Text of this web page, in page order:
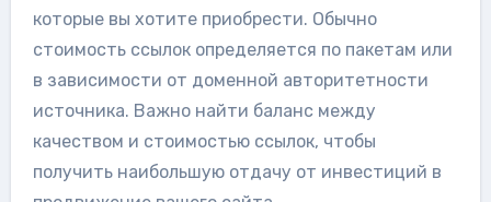
которые вы хотите приобрести. Обычно
стоимость ссылок определяется по пакетам или
в зависимости от доменной авторитетности
источника. Важно найти баланс между
качеством и стоимостью ссылок, чтобы
получить наибольшую отдачу от инвестиций в